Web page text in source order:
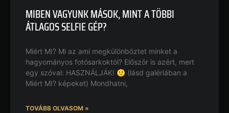
MIBEN VAGYUNK MÁSOK, MINT A TÖBBI
ÁTLAGOS SELFIE GÉP?
Miért MI? Mi az ami megkülönböztet minket a
hagyományos fotósarkoktól? Először is azért, mert
egy szóval: HASZNÁLJÁK! 🙂 (lásd galériában a
Miért MI? képeket) Mondhatni,
TOVÁBB OLVASOM »